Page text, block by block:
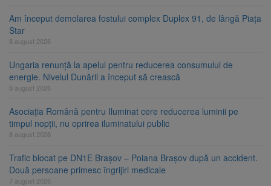
Am început demolarea fostului complex Duplex 91, de lângă Piața
Star
8 august 2026
Ungaria renunță la apelul pentru reducerea consumului de
energie. Nivelul Dunării a început să crească
8 august 2026
Asociația Română pentru Iluminat cere reducerea luminii pe
timpul nopții, nu oprirea iluminatului public
8 august 2026
Trafic blocat pe DN1E Brașov – Poiana Brașov după un accident.
Două persoane primesc îngrijiri medicale
7 august 2026